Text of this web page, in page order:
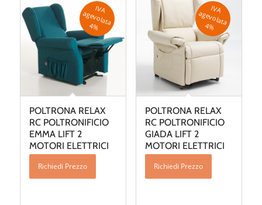
POLTRONA RELAX
RC POLTRONIFICIO
EMMA LIFT 2
MOTORI ELETTRICI
Richiedi Prezzo
IV
A
a
g
e
v
o
la
ta
4
%
POLTRONA RELAX
RC POLTRONIFICIO
GIADA LIFT 2
MOTORI ELETTRICI
Richiedi Prezzo
IV
A
a
g
e
v
o
la
ta
4
%